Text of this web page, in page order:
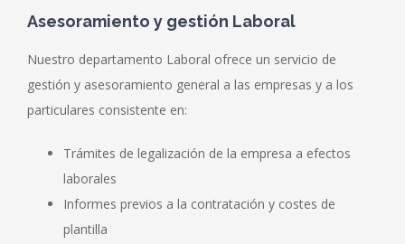
Asesoramiento y gestión Laboral
Nuestro departamento Laboral ofrece un servicio de
gestión y asesoramiento general a las empresas y a los
particulares consistente en:
Trámites de legalización de la empresa a efectos
laborales
Informes previos a la contratación y costes de
plantilla